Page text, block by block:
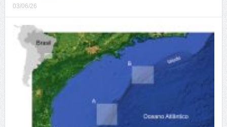
03/06/26